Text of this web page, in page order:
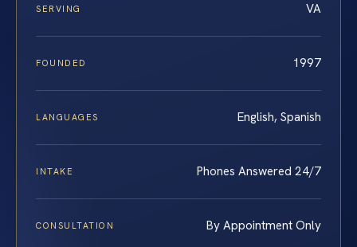
SERVING VA
FOUNDED 1997
LANGUAGES English, Spanish
INTAKE Phones Answered 24/7
CONSULTATION By Appointment Only